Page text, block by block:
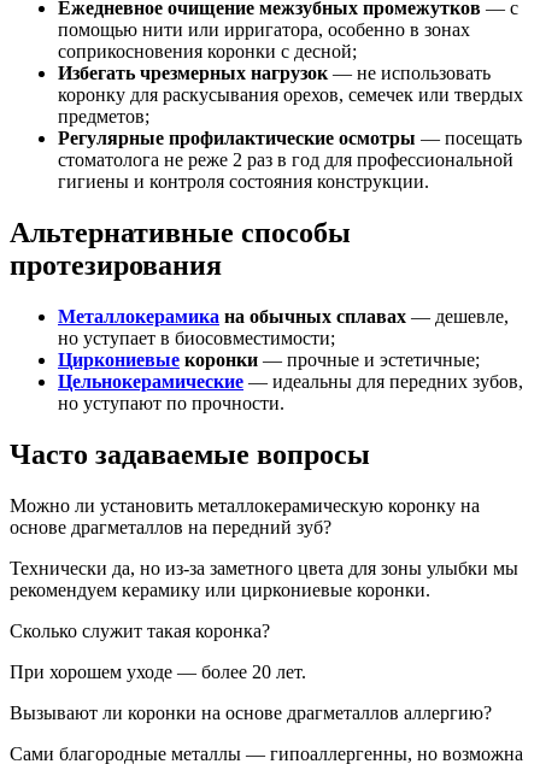
Ежедневное очищение межзубных промежутков — с
помощью нити или ирригатора, особенно в зонах
соприкосновения коронки с десной;
Избегать чрезмерных нагрузок — не использовать
коронку для раскусывания орехов, семечек или твердых
предметов;
Регулярные профилактические осмотры — посещать
стоматолога не реже 2 раз в год для профессиональной
гигиены и контроля состояния конструкции.
Альтернативные способы
протезирования
Металлокерамика на обычных сплавах — дешевле,
но уступает в биосовместимости;
Циркониевые коронки — прочные и эстетичные;
Цельнокерамические — идеальны для передних зубов,
но уступают по прочности.
Часто задаваемые вопросы
Можно ли установить металлокерамическую коронку на
основе драгметаллов на передний зуб?
Технически да, но из-за заметного цвета для зоны улыбки мы
рекомендуем керамику или циркониевые коронки.
Сколько служит такая коронка?
При хорошем уходе — более 20 лет.
Вызывают ли коронки на основе драгметаллов аллергию?
Сами благородные металлы — гипоаллергенны, но возможна